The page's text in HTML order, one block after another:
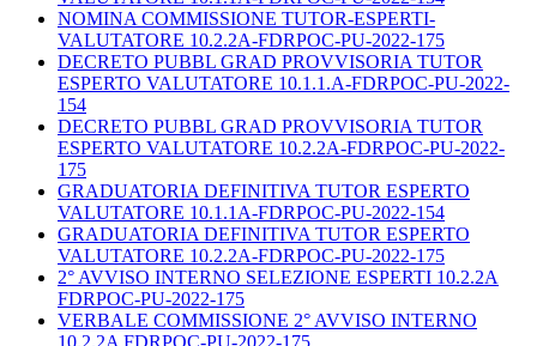
NOMINA COMMISSIONE TUTOR-ESPERTI-
VALUTATORE 10.2.2A-FDRPOC-PU-2022-175
DECRETO PUBBL GRAD PROVVISORIA TUTOR
ESPERTO VALUTATORE 10.1.1.A-FDRPOC-PU-2022-
154
DECRETO PUBBL GRAD PROVVISORIA TUTOR
ESPERTO VALUTATORE 10.2.2A-FDRPOC-PU-2022-
175
GRADUATORIA DEFINITIVA TUTOR ESPERTO
VALUTATORE 10.1.1A-FDRPOC-PU-2022-154
GRADUATORIA DEFINITIVA TUTOR ESPERTO
VALUTATORE 10.2.2A-FDRPOC-PU-2022-175
2° AVVISO INTERNO SELEZIONE ESPERTI 10.2.2A
FDRPOC-PU-2022-175
VERBALE COMMISSIONE 2° AVVISO INTERNO